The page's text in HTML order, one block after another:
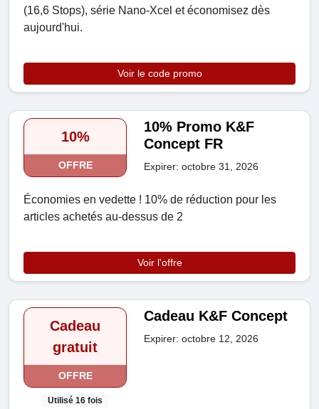
(16,6 Stops), série Nano-Xcel et économisez dès
aujourd'hui.
Voir le code promo
10%
OFFRE
10% Promo K&F
Concept FR
Expirer: octobre 31, 2026
Économies en vedette ! 10% de réduction pour les
articles achetés au-dessus de 2
Voir l'offre
Cadeau
gratuit
OFFRE
Utilisé 16 fois
Cadeau K&F Concept
Expirer: octobre 12, 2026